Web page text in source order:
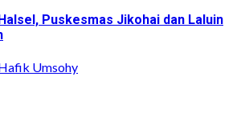
Puskesmas Jikohai dan Laluin
Umsohy